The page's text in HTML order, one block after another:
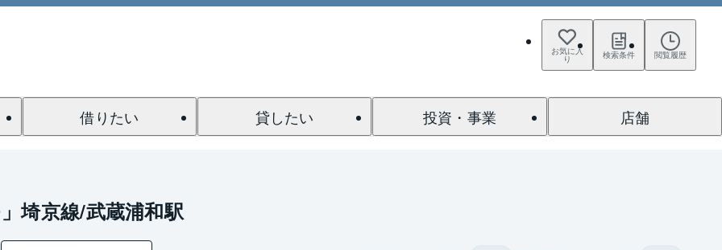
お気に入
り 検索条件 閲覧履歴
借りたい 貸したい 投資・事業 店舗
埼京線/武蔵浦和駅